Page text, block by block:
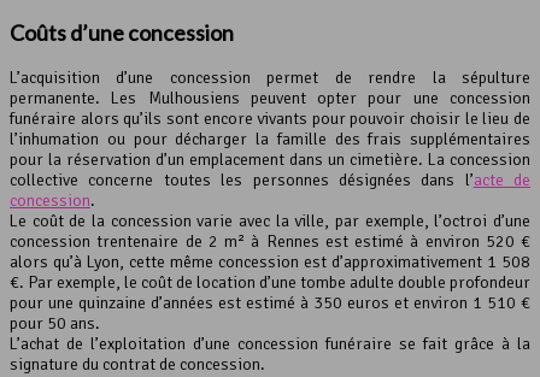
Coûts d’une concession
L’acquisition d’une concession permet de rendre la sépulture
permanente. Les Mulhousiens peuvent opter pour une concession
funéraire alors qu’ils sont encore vivants pour pouvoir choisir le lieu de
l’inhumation ou pour décharger la famille des frais supplémentaires
pour la réservation d’un emplacement dans un cimetière. La concession
collective concerne toutes les personnes désignées dans l’acte de
concession.
Le coût de la concession varie avec la ville, par exemple, l’octroi d’une
concession trentenaire de 2 m² à Rennes est estimé à environ 520 €
alors qu’à Lyon, cette même concession est d’approximativement 1 508
€. Par exemple, le coût de location d’une tombe adulte double profondeur
pour une quinzaine d’années est estimé à 350 euros et environ 1 510 €
pour 50 ans.
L’achat de l’exploitation d’une concession funéraire se fait grâce à la
signature du contrat de concession.